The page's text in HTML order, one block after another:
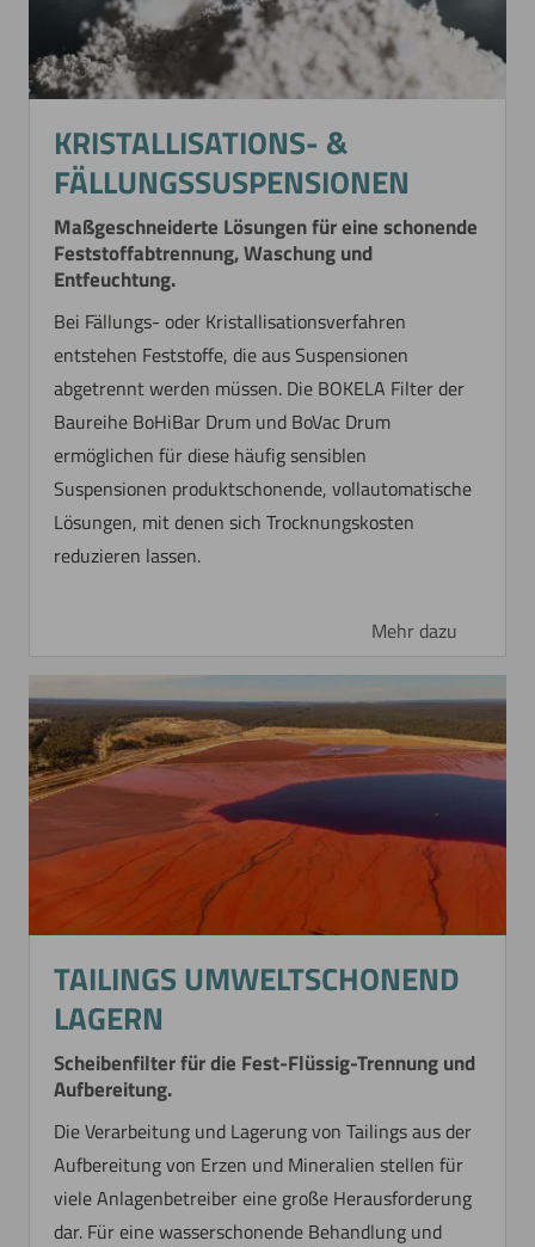
KRISTALLISATIONS- &
FÄLLUNGSSUSPENSIONEN
Maßgeschneiderte Lösungen für eine schonende
Feststoffabtrennung, Waschung und
Entfeuchtung.
Bei Fällungs- oder Kristallisationsverfahren
entstehen Feststoffe, die aus Suspensionen
abgetrennt werden müssen. Die BOKELA Filter der
Baureihe BoHiBar Drum und BoVac Drum
ermöglichen für diese häufig sensiblen
Suspensionen produktschonende, vollautomatische
Lösungen, mit denen sich Trocknungskosten
reduzieren lassen.
Mehr dazu
TAILINGS UMWELTSCHONEND
LAGERN
Scheibenfilter für die Fest-Flüssig-Trennung und
Aufbereitung.
Die Verarbeitung und Lagerung von Tailings aus der
Aufbereitung von Erzen und Mineralien stellen für
viele Anlagenbetreiber eine große Herausforderung
dar. Für eine wasserschonende Behandlung und
CASE STUDIES
CONCENTRATING AND
WASHING OF CALCIUM
CARBONATE
Special PCC Product
For concentrating a fine-particulate special PCC
product a BoCross Dynamic Filter with 6 m²
filtration area is operated.